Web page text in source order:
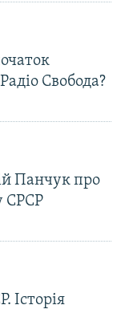
Свобода?
Панчук про
СРСР
Історія